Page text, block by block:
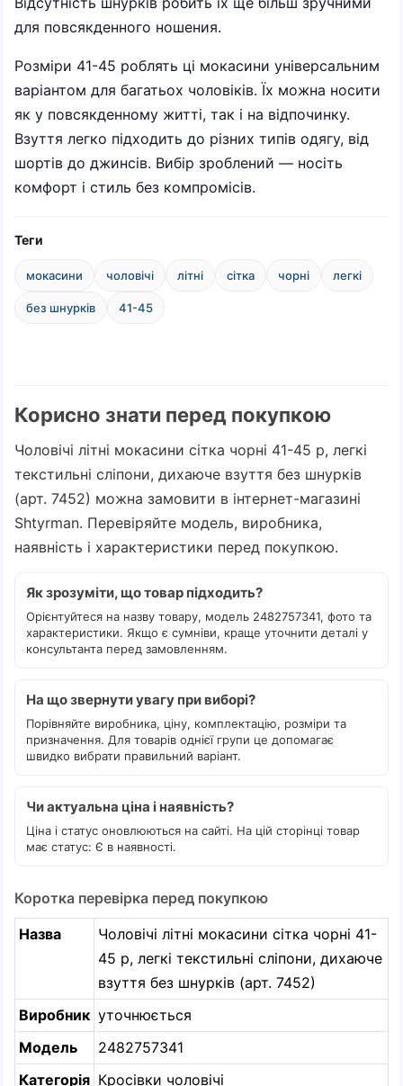
для повсякденного ношения.
Розміри 41-45 роблять ці мокасини універсальним
варіантом для багатьох чоловіків. Їх можна носити
як у повсякденному житті, так і на відпочинку.
Взуття легко підходить до різних типів одягу, від
шортів до джинсів. Вибір зроблений — носіть
комфорт і стиль без компромісів.
Теги
мокасини чоловічі літні сітка чорні легкі
без шнурків 41-45
Корисно знати перед покупкою
Чоловічі літні мокасини сітка чорні 41-45 р, легкі
текстильні сліпони, дихаюче взуття без шнурків
(арт. 7452) можна замовити в інтернет-магазині
Shtyrman. Перевіряйте модель, виробника,
наявність і характеристики перед покупкою.
Як зрозуміти, що товар підходить?
Орієнтуйтеся на назву товару, модель 2482757341, фото та
характеристики. Якщо є сумніви, краще уточнити деталі у
консультанта перед замовленням.
На що звернути увагу при виборі?
Порівняйте виробника, ціну, комплектацію, розміри та
призначення. Для товарів однієї групи це допомагає
швидко вибрати правильний варіант.
Чи актуальна ціна і наявність?
Ціна і статус оновлюються на сайті. На цій сторінці товар
має статус: Є в наявності.
Коротка перевірка перед покупкою
Назва
Чоловічі літні мокасини сітка чорні 41-
45 р, легкі текстильні сліпони, дихаюче
взуття без шнурків (арт. 7452)
Виробник уточнюється
Модель
2482757341
Категорія Кросівки чоловічі